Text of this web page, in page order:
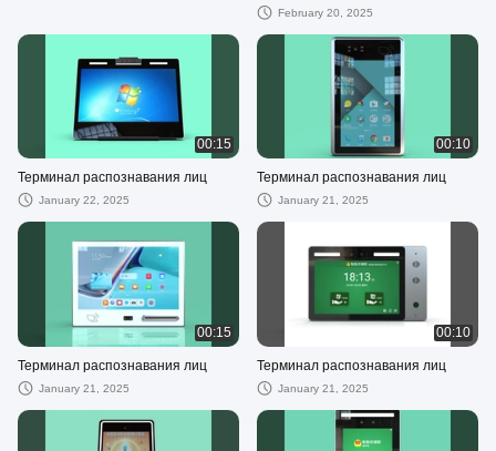
February 20, 2025
00:15
Терминал распознавания лиц
January 22, 2025
00:10
Терминал распознавания лиц
January 21, 2025
00:15
Терминал распознавания лиц
January 21, 2025
00:10
Терминал распознавания лиц
January 21, 2025